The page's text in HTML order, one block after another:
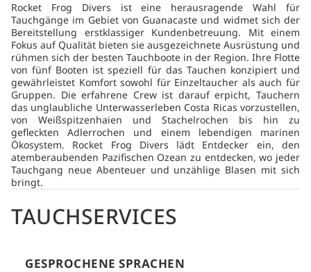
Rocket Frog Divers ist eine herausragende Wahl für
Tauchgänge im Gebiet von Guanacaste und widmet sich der
Bereitstellung erstklassiger Kundenbetreuung. Mit einem
Fokus auf Qualität bieten sie ausgezeichnete Ausrüstung und
rühmen sich der besten Tauchboote in der Region. Ihre Flotte
von fünf Booten ist speziell für das Tauchen konzipiert und
gewährleistet Komfort sowohl für Einzeltaucher als auch für
Gruppen. Die erfahrene Crew ist darauf erpicht, Tauchern
das unglaubliche Unterwasserleben Costa Ricas vorzustellen,
von Weißspitzenhaien und Stachelrochen bis hin zu
gefleckten Adlerrochen und einem lebendigen marinen
Ökosystem. Rocket Frog Divers lädt Entdecker ein, den
atemberaubenden Pazifischen Ozean zu entdecken, wo jeder
Tauchgang neue Abenteuer und unzählige Blasen mit sich
bringt.
TAUCHSERVICES
GESPROCHENE SPRACHEN